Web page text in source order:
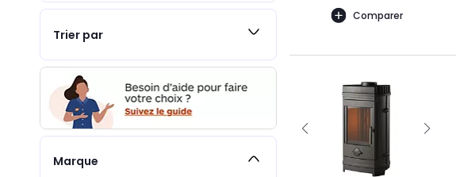
Trier par
Marque
Comparer